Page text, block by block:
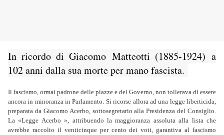
In ricordo di Giacomo Matteotti (1885-1924) a
102 anni dalla sua morte per mano fascista.
Il fascismo, ormai padrone delle piazze e del Governo, non tollerava di essere
ancora in minoranza in Parlamento. Si ricorse allora ad una legge liberticida,
preparata da Giacomo Acerbo, sottosegretario alla Presidenza del Consiglio.
La «Legge Acerbo », attribuendo la maggioranza assoluta alla lista che
avrebbe raccolto il venticinque per cento dei voti, garantiva al fascismo